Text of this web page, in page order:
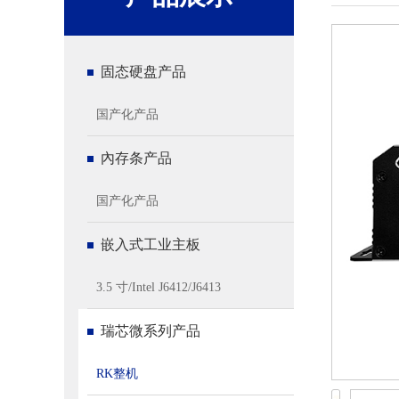
固态硬盘产品
国产化产品
內存条产品
国产化产品
嵌入式工业主板
3.5 寸/Intel J6412/J6413
瑞芯微系列产品
RK整机